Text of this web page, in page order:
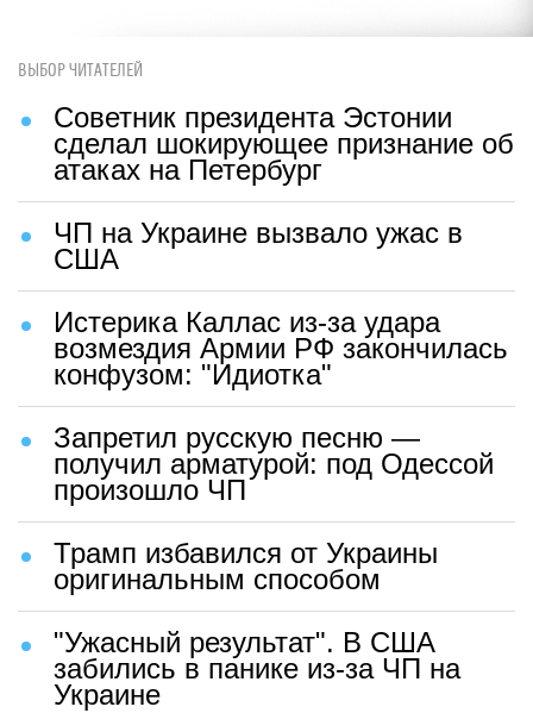
ВЫБОР ЧИТАТЕЛЕЙ
Советник президента Эстонии
сделал шокирующее признание об
атаках на Петербург
ЧП на Украине вызвало ужас в
США
Истерика Каллас из-за удара
возмездия Армии РФ закончилась
конфузом: "Идиотка"
Запретил русскую песню —
получил арматурой: под Одессой
произошло ЧП
Трамп избавился от Украины
оригинальным способом
"Ужасный результат". В США
забились в панике из-за ЧП на
Украине